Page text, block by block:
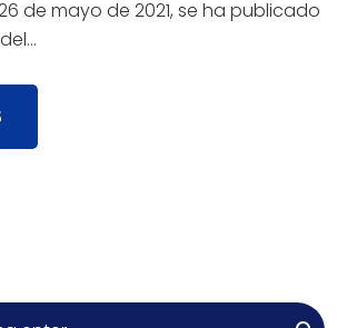
de mayo de 2021, se ha publicado